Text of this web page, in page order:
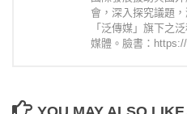
會，深入探究議題
「泛傳媒」旗下之
媒體。臉書：